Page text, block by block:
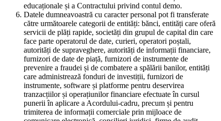
educaționale și a Contractului privind contul demo.
Datele dumneavoastră cu caracter personal pot fi transferate
către următoarele categorii de entități: bănci, entități care oferă
servicii de plăți rapide, societăți din grupul de capital din care
face parte operatorul de date, curieri, operatori poștali,
autorități de supraveghere, autorități de informații financiare,
furnizori de date de piață, furnizori de instrumente de
prevenire a fraudei și de combatere a spălării banilor, entități
care administrează fonduri de investiții, furnizori de
instrumente, software și platforme pentru deservirea
tranzacțiilor și operațiunilor financiare efectuate în cursul
punerii în aplicare a Acordului-cadru, precum și pentru
trimiterea de informații comerciale prin mijloace de